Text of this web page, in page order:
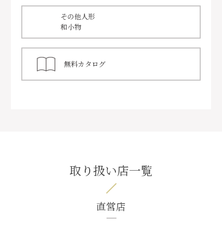
その他人形
和小物
無料カタログ
取り扱い店一覧
直営店